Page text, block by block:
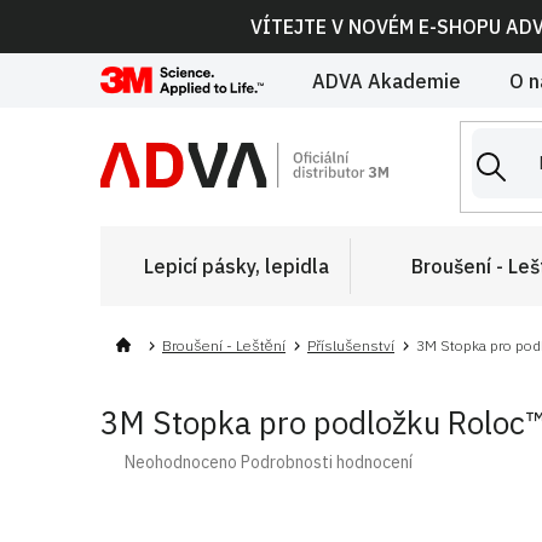
obsah
VÍTEJTE V NOVÉM E-SHOPU
ADVA Akademie O
Lepicí pásky, lepidla Broušení -
Broušení - Leštění Příslušenství 3M Stopka pro
3M Stopka pro podložku
Průměrné
Neohodnoceno Podrobnosti hodnocení